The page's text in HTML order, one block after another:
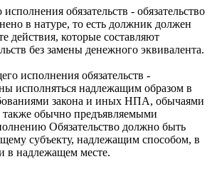
обязательств - обязательство
в натуре, то есть должник должен
действия, которые составляют
без замены денежного эквивалента.
исполнения обязательств -
исполняться надлежащим образом в
закона и иных НПА, обычаями
также обычно предъявляемыми
Обязательство должно быть
субъекту, надлежащим способом, в
в надлежащем месте.